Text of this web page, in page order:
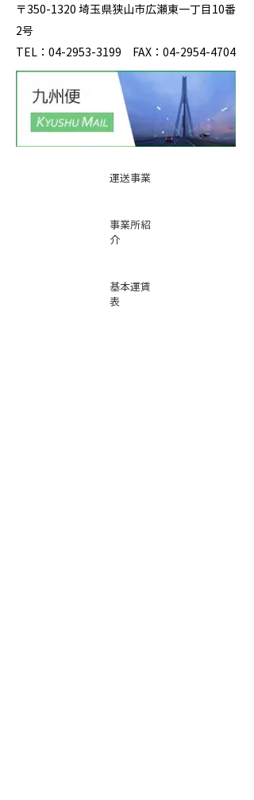
〒350-1320 埼玉県狭山市広瀬東一丁目10番
2号
TEL：04-2953-3199 FAX：04-2954-4704
運送事業
事業所紹
介
基本運賃
表